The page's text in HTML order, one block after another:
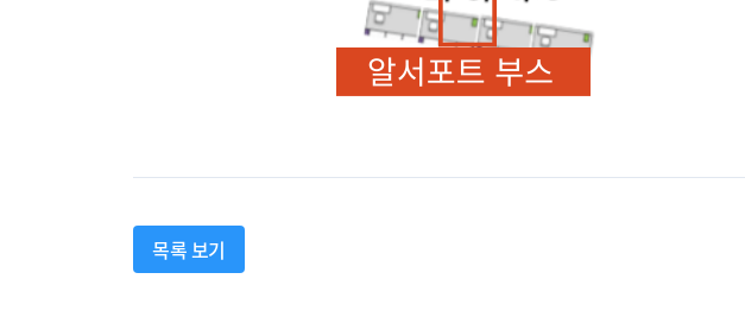
목록 보기